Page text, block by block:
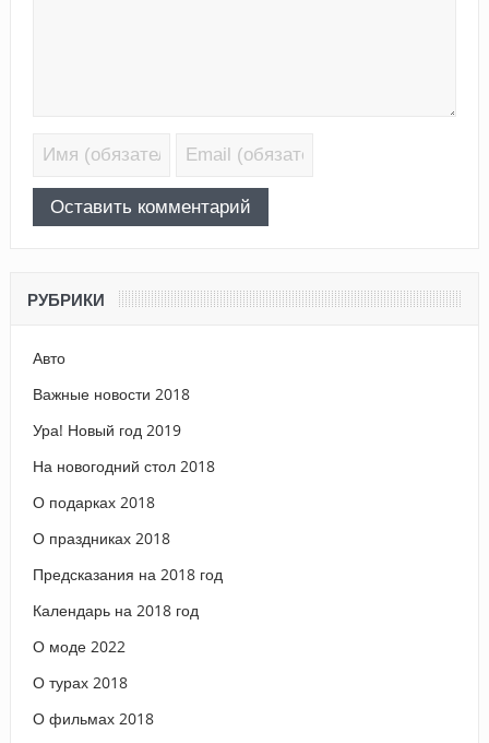
РУБРИКИ
Авто
Важные новости 2018
Ура! Новый год 2019
На новогодний стол 2018
О подарках 2018
О праздниках 2018
Предсказания на 2018 год
Календарь на 2018 год
О моде 2022
О турах 2018
О фильмах 2018